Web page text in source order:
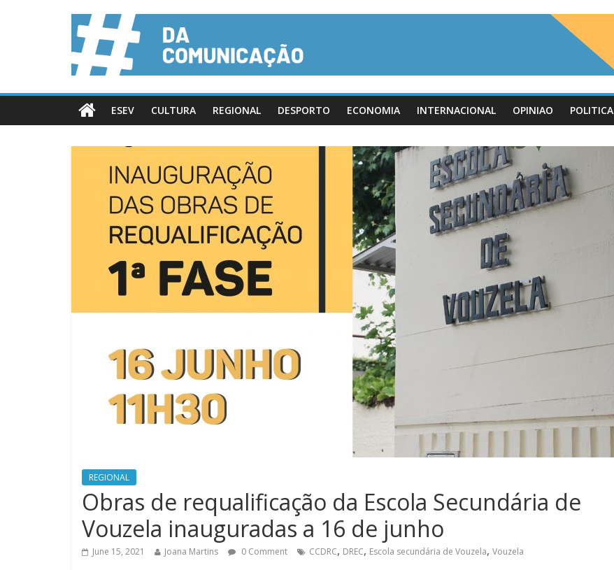
ESEV CULTURA REGIONAL DESPORTO ECONOMIA INTERNACIONAL OPINIAO POLITICA
REGIONAL
Obras de requalificação da Escola Secundária de
Vouzela inauguradas a 16 de junho
June 15, 2021 Joana Martins 0 Comment CCDRC, DREC, Escola secundária de Vouzela, Vouzela